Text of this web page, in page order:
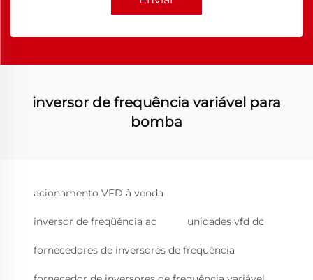
inversor de frequência variável para
bomba
acionamento VFD à venda
inversor de freqüência ac unidades vfd dc
fornecedores de inversores de frequência